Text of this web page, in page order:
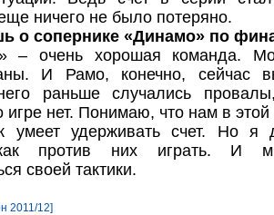
ничего не было потеряно.
о сопернике «Динамо» по
– очень хорошая команда.
И Рамо, конечно, сейчас
раньше случались
игре нет. Понимаю, что нам в
умеет удерживать счет. Но я
как против них играть. И
своей тактики.
2011/12]